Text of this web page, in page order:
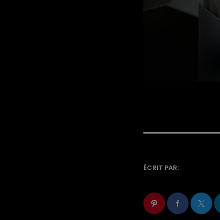
ÉCRIT PAR: